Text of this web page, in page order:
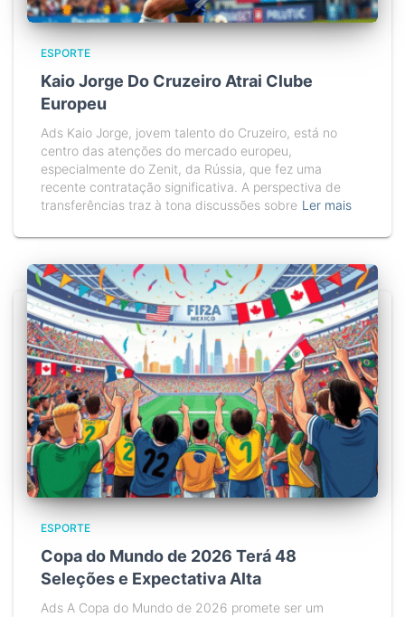
ESPORTE
Kaio Jorge Do Cruzeiro Atrai Clube
Europeu
Ads Kaio Jorge, jovem talento do Cruzeiro, está no
centro das atenções do mercado europeu,
especialmente do Zenit, da Rússia, que fez uma
recente contratação significativa. A perspectiva de
transferências traz à tona discussões sobre Ler mais
ESPORTE
Copa do Mundo de 2026 Terá 48
Seleções e Expectativa Alta
Ads A Copa do Mundo de 2026 promete ser um